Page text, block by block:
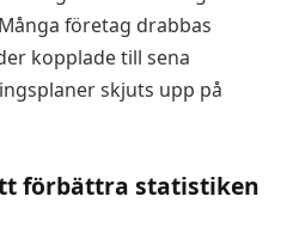
företag drabbas
kopplade till sena
skjuts upp på
förbättra statistiken